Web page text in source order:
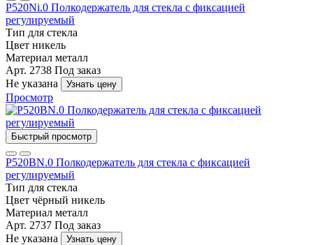
Р520Ni.0 Полкодержатель для стекла с фиксацией
регулируемый
Тип для стекла
Цвет никель
Материал металл
Арт. 2738 Под заказ
Не указана
Узнать цену
Просмотр
Быстрый просмотр
Р520BN.0 Полкодержатель для стекла с фиксацией
регулируемый
Тип для стекла
Цвет чёрный никель
Материал металл
Арт. 2737 Под заказ
Не указана
Узнать цену